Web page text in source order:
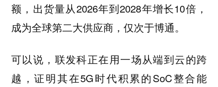
额，出货量从2026年到2028年增长10倍，
成为全球第二大供应商，仅次于博通。
可以说，联发科正在用一场从端到云的跨
越，证明其在5G时代积累的SoC整合能